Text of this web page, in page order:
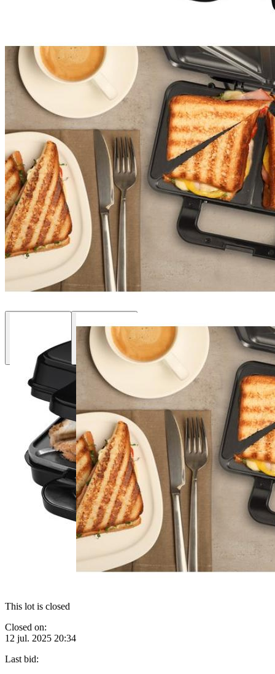
This lot is closed
Closed on:
12 jul. 2025 20:34
Last bid: